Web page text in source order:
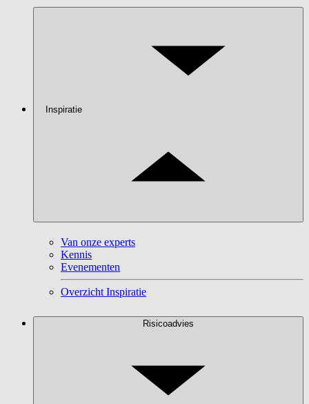
Inspiratie
Van onze experts
Kennis
Evenementen
Overzicht Inspiratie
Risicoadvies